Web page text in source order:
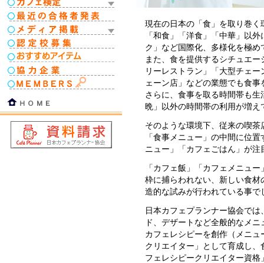
現在の日本の「食」を取り巻
「和食」「洋食」「中華」以
ク」など国際化、多様化を極め
また、食を提供するシチュエ
リーレストラン」「大型チェ
ェーン店」などの業態でも食
さらに、食事を取る時間帯も
晩」以外の時間帯の利用が増え
そのような環境下、従来の喫
「食事メニュー」の中間に位
ニュー」「カフェごはん」が注
「カフェ飯」「カフェメニュ
枠に捕らわれない、新しい食
造的な試みが行われている事で
日本カフェプランナー協会で
ド、デザートなど全般的なメ
カフェレシピーを創作（メニ
クリエイター」として育成し
フェレシピークリエイター資